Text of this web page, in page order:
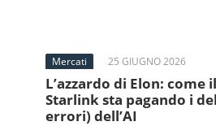
Mercati 25 GIUGNO 2026
L’azzardo di Elon: come
Starlink sta pagando i
errori) dell’AI